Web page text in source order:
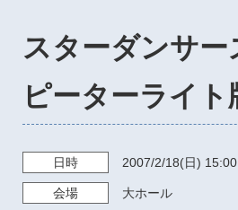
スターダンサ
ピーターライ
日時 2007/2/18(日) 15:00
会場 大ホール